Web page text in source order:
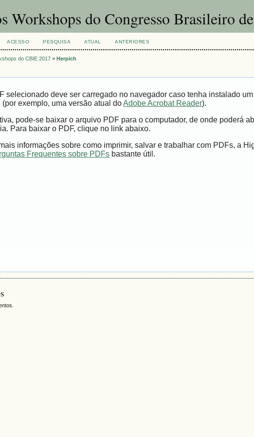
Workshops do Congresso Brasileiro
ACESSO PESQUISA ATUAL ANTERIORES
do CBIE 2017 >Herpich
selecionado deve ser carregado no navegador caso tenha instalado
(por exemplo, uma versão atual doAdobe Acrobat Reader).
pode-se baixar o arquivo PDF para o computador, de onde poderá
Para baixar o PDF, clique no link abaixo.
informações sobre como imprimir, salvar e trabalhar com PDFs, a
Frequentes sobre PDFs bastante útil.